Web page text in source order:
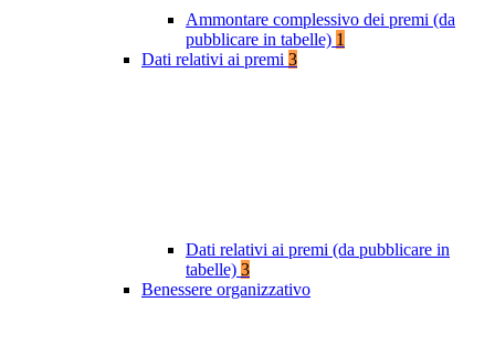
Ammontare complessivo dei premi (da
pubblicare in tabelle) 1
Dati relativi ai premi 3
Dati relativi ai premi (da pubblicare in
tabelle) 3
Benessere organizzativo